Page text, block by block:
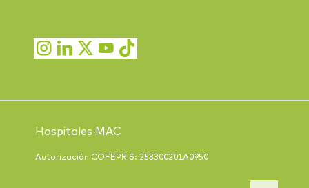
Hospitales MAC
Autorización COFEPRIS: 253300201A0950